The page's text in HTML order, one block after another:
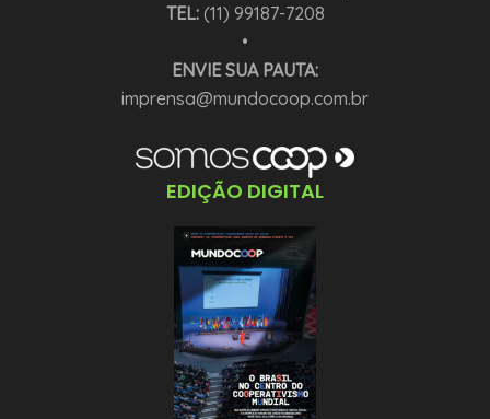
TEL:(11) 99187-7208
•
ENVIE SUA PAUTA:
imprensa@mundocoop.com.br
EDIÇÃO DIGITAL